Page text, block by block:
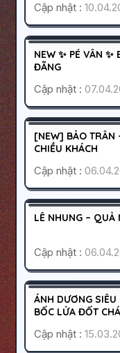
Cập nhật :
HOẠT ĐỘNG
NEW ✨ PÉ VÂN ✨
ĐÃNG
Cập nhật :
HOẠT ĐỘNG
[NEW] BẢO TRÂN
CHIỀU KHÁCH
Cập nhật :
HOẠT ĐỘNG
LÊ NHUNG – QUẢ
Cập nhật :
HOẠT ĐỘNG
ÁNH DƯƠNG
BỐC LỬA ĐỐT
Cập nhật :